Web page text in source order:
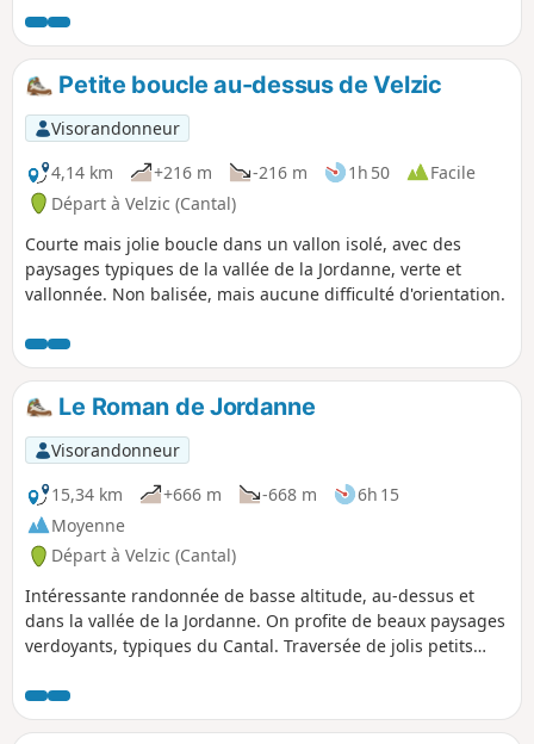
Petite boucle au-dessus de Velzic
Visorandonneur
4,14 km
+216 m -216 m 1h 50
Facile
Départ à Velzic (Cantal)
Courte mais jolie boucle dans un vallon isolé, avec des
paysages typiques de la vallée de la Jordanne, verte et
vallonnée. Non balisée, mais aucune difficulté d'orientation.
Le Roman de Jordanne
Visorandonneur
15,34 km
+666 m -668 m
6h 15
Moyenne
Départ à Velzic (Cantal)
Intéressante randonnée de basse altitude, au-dessus et
dans la vallée de la Jordanne. On profite de beaux paysages
verdoyants, typiques du Cantal. Traversée de jolis petits